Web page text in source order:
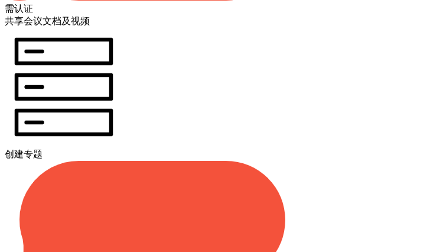
需认证
共享会议文档及视频
创建专题